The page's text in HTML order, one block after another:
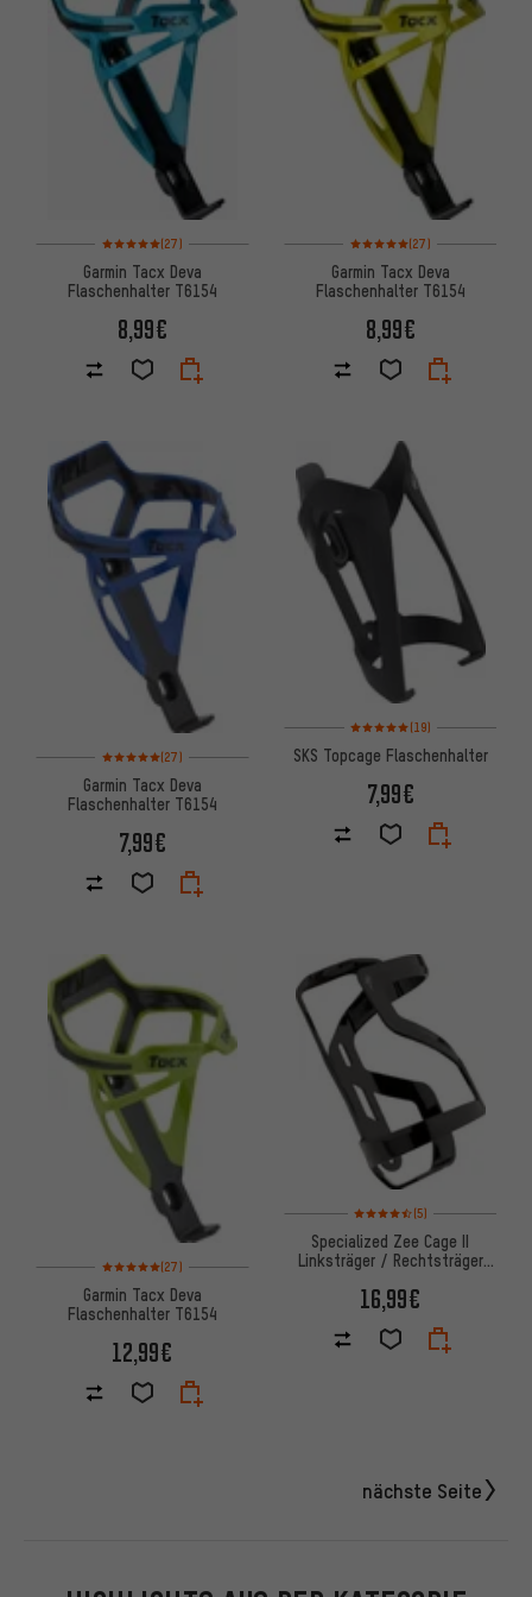
Bewertungen: 5 von 5 basierend auf 27 Bewertungen
(27)
Garmin Tacx Deva
Flaschenhalter T6154
8,99€
Bewertungen: 5 von 5
(27)
Garmin Tacx Deva
Flaschenhalter T6154
8,99€
Bewertungen: 5 von 5 basierend auf 27 Bewertungen
(27)
Garmin Tacx Deva
Flaschenhalter T6154
7,99€
Bewertungen: 5 von 5
(19)
SKS Topcage Flaschenhalter
7,99€
Bewertungen: 5 von 5 basierend auf 27 Bewertungen
(27)
Garmin Tacx Deva
Flaschenhalter T6154
12,99€
Bewertungen: 4,5 von 5
(5)
Specialized Zee Cage II
Linksträger / Rechtsträger
16,99€
nächste Seite